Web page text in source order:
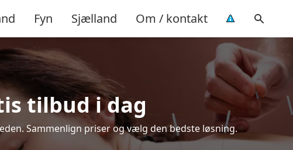
Fyn Sjælland Om / kontakt
tilbud i dag
Sammenlign priser og vælg den bedste løsning.